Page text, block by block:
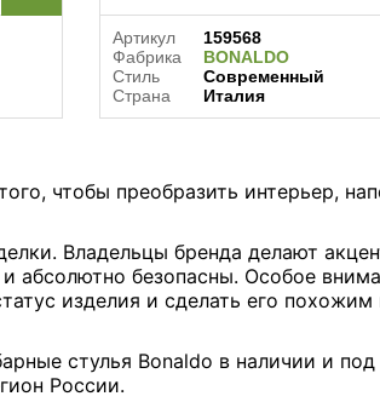
Артикул
159568
Фабрика
BONALDO
Стиль
Современный
Страна
Италия
чтобы преобразить интерьер,
Владельцы бренда делают
абсолютно безопасны. Особое
изделия и сделать его похожим
стулья Bonaldo в наличии и под
России.